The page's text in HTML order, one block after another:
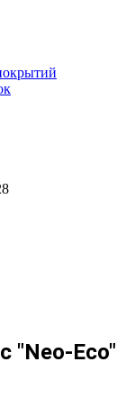
"Neo-Eco"